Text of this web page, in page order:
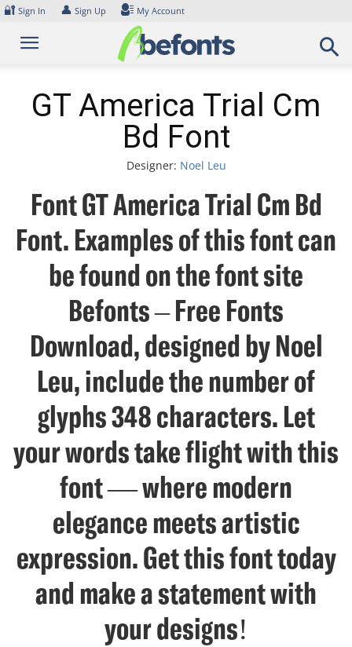
Skip
content
🔐 Sign In 👤 Sign Up My Account
GT America Trial Cm
Bd Font
Designer: Noel Leu
Font GT America Trial Cm Bd
Font. Examples of this font can
be found on the font site
Befonts – Free Fonts
Download, designed by Noel
Leu, include the number of
glyphs 348 characters. Let
your words take flight with this
font — where modern
elegance meets artistic
expression. Get this font today
and make a statement with
your designs!